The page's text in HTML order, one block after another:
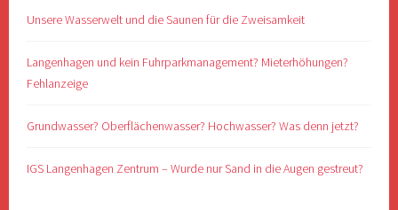
Unsere Wasserwelt und die Saunen für die Zweisamkeit
Langenhagen und kein Fuhrparkmanagement? Mieterhöhungen?
Fehlanzeige
Grundwasser? Oberflächenwasser? Hochwasser? Was denn jetzt?
IGS Langenhagen Zentrum – Wurde nur Sand in die Augen gestreut?